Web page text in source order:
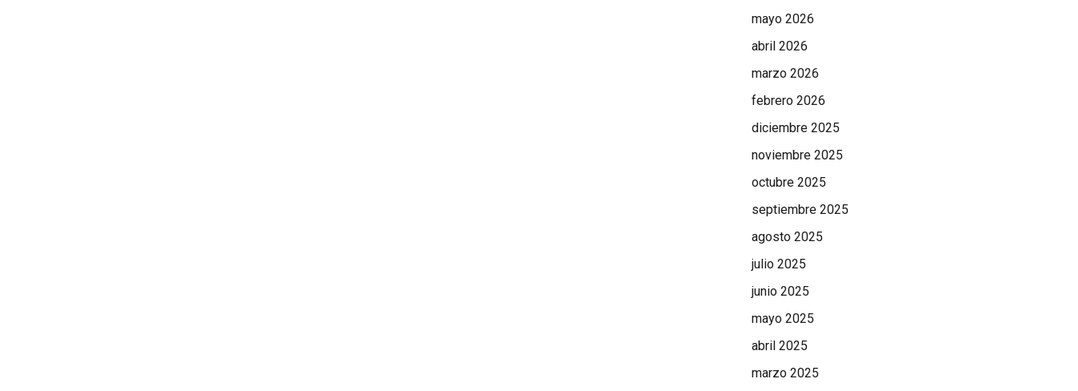
mayo 2026
abril 2026
marzo 2026
febrero 2026
diciembre 2025
noviembre 2025
octubre 2025
septiembre 2025
agosto 2025
julio 2025
junio 2025
mayo 2025
abril 2025
marzo 2025